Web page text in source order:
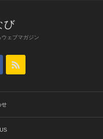
び
ェブマガジン
せ